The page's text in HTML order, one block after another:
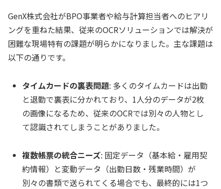
GenX株式会社がBPO事業者や給与計算担当者へのヒアリ
ングを重ねた結果、従来のOCRソリューションでは解決が
困難な現場特有の課題が明らかになりました。主な課題は
以下の通りです。
タイムカードの裏表問題: 多くのタイムカードは出勤
と退勤で裏表に分かれており、1人分のデータが2枚
の画像になるため、従来のOCRでは別々の人物とし
て認識されてしまうことがありました。
複数帳票の統合ニーズ: 固定データ（基本給・雇用契
約情報）と変動データ（出勤日数・残業時間）が
別々の書類で送られてくる場合でも、最終的には1つ